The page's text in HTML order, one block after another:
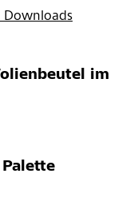
Downloads
im